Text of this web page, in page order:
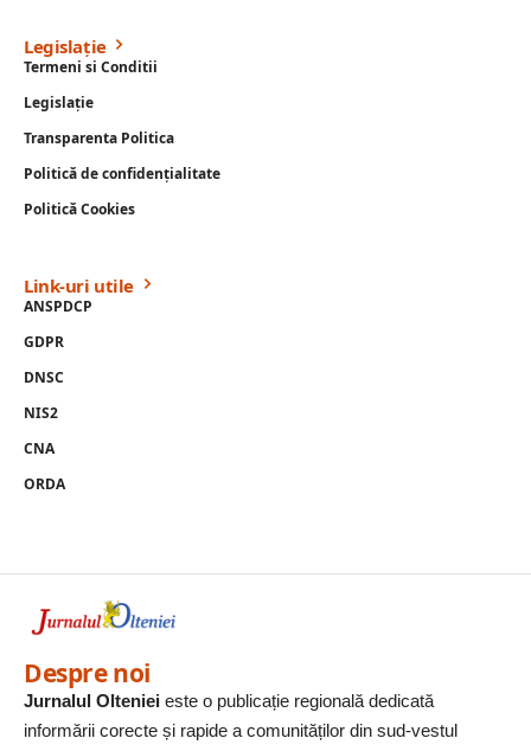
Legislație
Termeni si Conditii
Legislație
Transparenta Politica
Politică de confidențialitate
Politică Cookies
Link-uri utile
ANSPDCP
GDPR
DNSC
NIS2
CNA
ORDA
Despre noi
Jurnalul Olteniei este o publicație regională dedicată
informării corecte și rapide a comunităților din sud-vestul